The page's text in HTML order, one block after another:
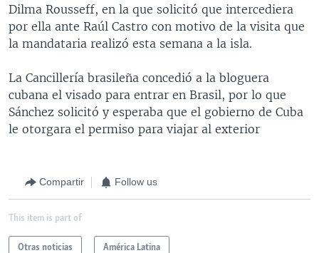
Dilma Rousseff, en la que solicitó que intercediera
por ella ante Raúl Castro con motivo de la visita que
la mandataria realizó esta semana a la isla.
La Cancillería brasileña concedió a la bloguera
cubana el visado para entrar en Brasil, por lo que
Sánchez solicitó y esperaba que el gobierno de Cuba
le otorgara el permiso para viajar al exterior
Compartir Follow us
This item is part of
Otras noticias América Latina